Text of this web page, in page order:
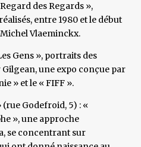
des Regards »,
entre 1980 et le début
Michel Vlaeminckx.
Gens », portraits des
une expo conçue par
» et le « FIFF ».
Godefroid, 5) : «
», une approche
se concentrant sur